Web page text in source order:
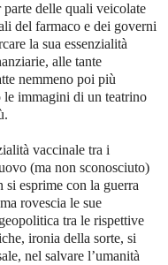
delle quali veicolate
del farmaco e dei governi
la sua essenzialità
alle tante
nemmeno poi più
le immagini di un teatrino
vaccinale tra i
(ma non sconosciuto)
si esprime con la guerra
rovescia le sue
tra le rispettive
ironia della sorte, si
nel salvare l’umanità